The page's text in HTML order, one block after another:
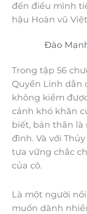
đến điều mình
hậu Hoàn vũ
Đào
Trong tập 56
Quyền Linh dẫn
không kiềm
cảnh khó khăn
biết, bản thân là
đình. Và với
tựa vững chắc
của cô.
Là một người
muốn dành